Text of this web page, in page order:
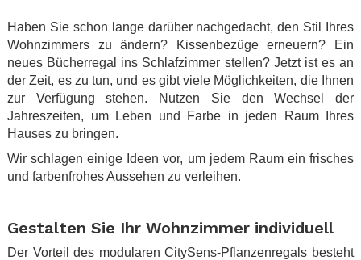
Haben Sie schon lange darüber nachgedacht, den Stil Ihres
Wohnzimmers zu ändern? Kissenbezüge erneuern? Ein
neues Bücherregal ins Schlafzimmer stellen? Jetzt ist es an
der Zeit, es zu tun, und es gibt viele Möglichkeiten, die Ihnen
zur Verfügung stehen. Nutzen Sie den Wechsel der
Jahreszeiten, um Leben und Farbe in jeden Raum Ihres
Hauses zu bringen.
Wir schlagen einige Ideen vor, um jedem Raum ein frisches
und farbenfrohes Aussehen zu verleihen.
Gestalten Sie Ihr Wohnzimmer individuell
Der Vorteil des modularen CitySens-Pflanzenregals besteht